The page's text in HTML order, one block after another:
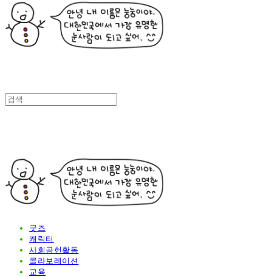
굿즈
캐릭터
사회공헌활동
콜라보레이션
교육